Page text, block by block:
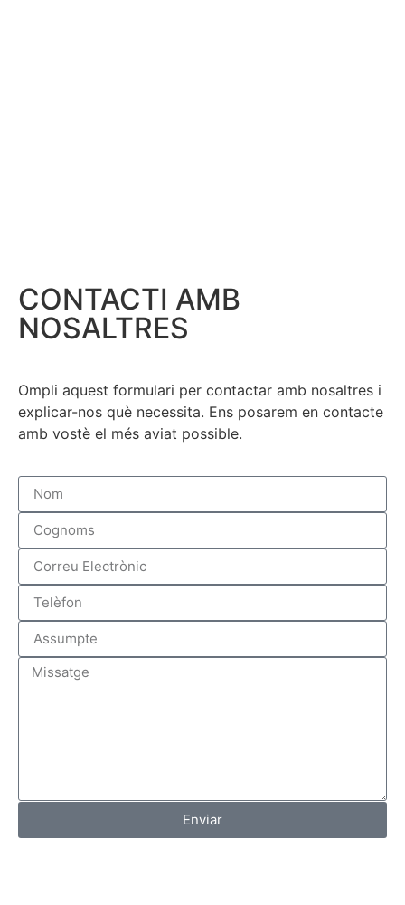
CONTACTI AMB
NOSALTRES
Ompli aquest formulari per contactar amb nosaltres i
explicar-nos què necessita. Ens posarem en contacte
amb vostè el més aviat possible.
Enviar